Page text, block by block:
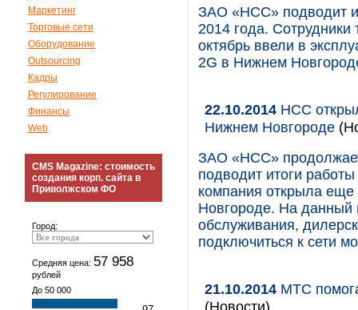
Маркетинг
Торговые сети
Оборудование
Outsourcing
Кадры
Регулирование
Финансы
Web
CMS Magazine: стоимость
создания корп. сайта в
Приволжском ФО
Город:
Средняя цена: 57 958
рублей
До 50 000
ЗАО «НСС» подводит
2014 года.
октябрь ввели в
2G в Нижнем
22.10.2014 НСС
Нижнем Новгороде
ЗАО «НСС»
подводит итоги
компания открыла
Новгороде. На данный
обслуживания,
подключиться к сети
21.10.2014 МТС
(Новости)